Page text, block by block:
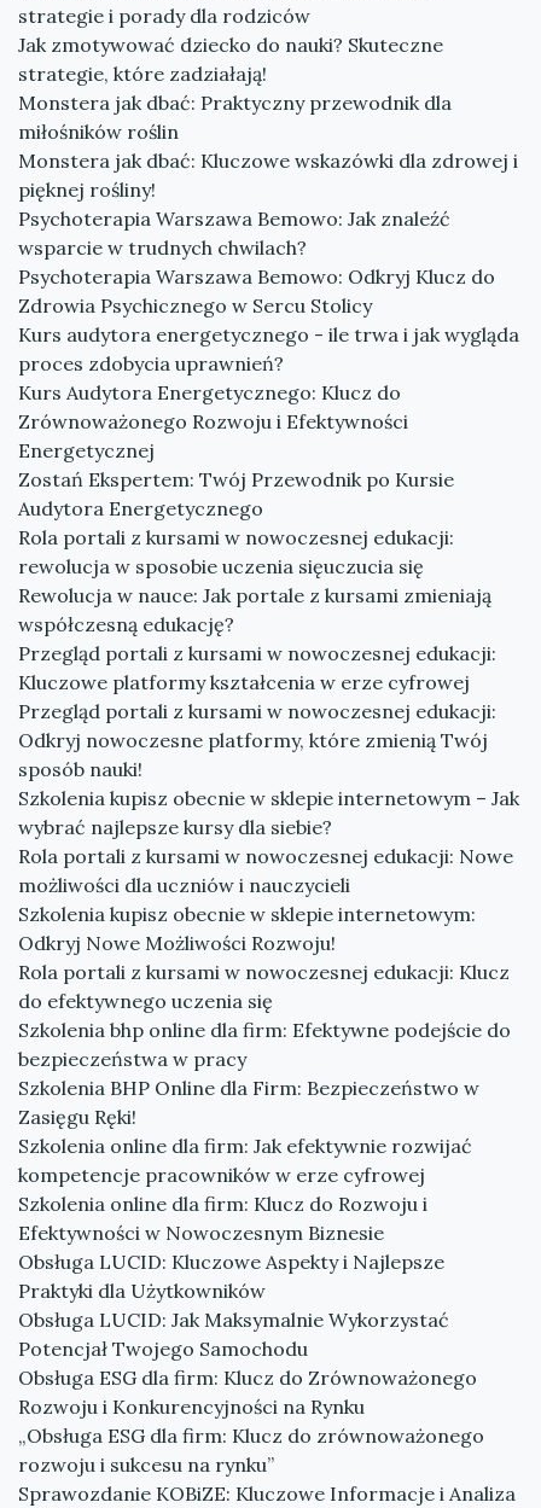
strategie i porady dla rodziców
Jak zmotywować dziecko do nauki? Skuteczne
strategie, które zadziałają!
Monstera jak dbać: Praktyczny przewodnik dla
miłośników roślin
Monstera jak dbać: Kluczowe wskazówki dla zdrowej i
pięknej rośliny!
Psychoterapia Warszawa Bemowo: Jak znaleźć
wsparcie w trudnych chwilach?
Psychoterapia Warszawa Bemowo: Odkryj Klucz do
Zdrowia Psychicznego w Sercu Stolicy
Kurs audytora energetycznego - ile trwa i jak wygląda
proces zdobycia uprawnień?
Kurs Audytora Energetycznego: Klucz do
Zrównoważonego Rozwoju i Efektywności
Energetycznej
Zostań Ekspertem: Twój Przewodnik po Kursie
Audytora Energetycznego
Rola portali z kursami w nowoczesnej edukacji:
rewolucja w sposobie uczenia sięuczucia się
Rewolucja w nauce: Jak portale z kursami zmieniają
współczesną edukację?
Przegląd portali z kursami w nowoczesnej edukacji:
Kluczowe platformy kształcenia w erze cyfrowej
Przegląd portali z kursami w nowoczesnej edukacji:
Odkryj nowoczesne platformy, które zmienią Twój
sposób nauki!
Szkolenia kupisz obecnie w sklepie internetowym – Jak
wybrać najlepsze kursy dla siebie?
Rola portali z kursami w nowoczesnej edukacji: Nowe
możliwości dla uczniów i nauczycieli
Szkolenia kupisz obecnie w sklepie internetowym:
Odkryj Nowe Możliwości Rozwoju!
Rola portali z kursami w nowoczesnej edukacji: Klucz
do efektywnego uczenia się
Szkolenia bhp online dla firm: Efektywne podejście do
bezpieczeństwa w pracy
Szkolenia BHP Online dla Firm: Bezpieczeństwo w
Zasięgu Ręki!
Szkolenia online dla firm: Jak efektywnie rozwijać
kompetencje pracowników w erze cyfrowej
Szkolenia online dla firm: Klucz do Rozwoju i
Efektywności w Nowoczesnym Biznesie
Obsługa LUCID: Kluczowe Aspekty i Najlepsze
Praktyki dla Użytkowników
Obsługa LUCID: Jak Maksymalnie Wykorzystać
Potencjał Twojego Samochodu
Obsługa ESG dla firm: Klucz do Zrównoważonego
Rozwoju i Konkurencyjności na Rynku
„Obsługa ESG dla firm: Klucz do zrównoważonego
rozwoju i sukcesu na rynku”
Sprawozdanie KOBiZE: Kluczowe Informacje i Analiza